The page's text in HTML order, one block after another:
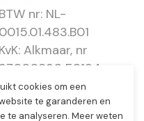
BTW nr: NL-
0015.01.483.B01
KvK: Alkmaar, nr
37000830 E0194 -
505
cookies om een
te garanderen en
te analyseren. Meer weten